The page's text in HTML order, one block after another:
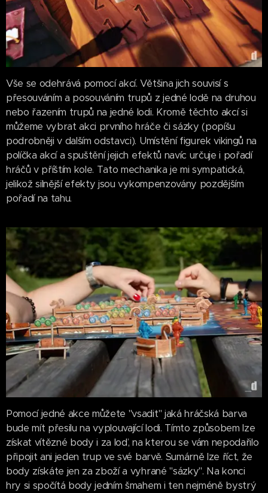
Vše se odehrává pomocí akcí. Většina jich souvisí s
přesouváním a posouváním trupů z jedné lodě na druhou
nebo řazením trupů na jedné lodi. Kromě těchto akcí si
můžeme vybrat akci prvního hráče či sázky (popíšu
podrobněji v dalším odstavci). Umístění figurek vikingů na
políčka akcí a spuštění jejich efektů navíc určuje i pořadí
hráčů v příštím kole. Tato mechanika je mi sympatická,
jelikož silnější efekty jsou vykompenzovány pozdějším
pořadí na tahu.
Pomocí jedné akce můžete "vsadit" jaká hráčská barva
bude mít přesilu na vyplouvající lodi. Tímto způsobem lze
získat vítězné body i za loď, na kterou se vám nepodařilo
připojit ani jeden trup ve své barvě. Sumárně lze říct, že
body získáte jen za zboží a vyhrané "sázky". Na konci
hry si spočítá body jedním šmahem i ten nejméně bystrý